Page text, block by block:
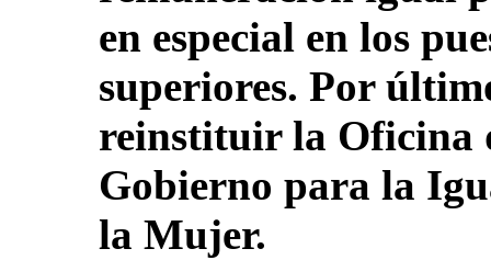
en especial en los
superiores. Por
reinstituir la Oficina
Gobierno para la
la Mujer.